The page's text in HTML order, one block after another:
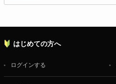
はじめての方へ
ログインする